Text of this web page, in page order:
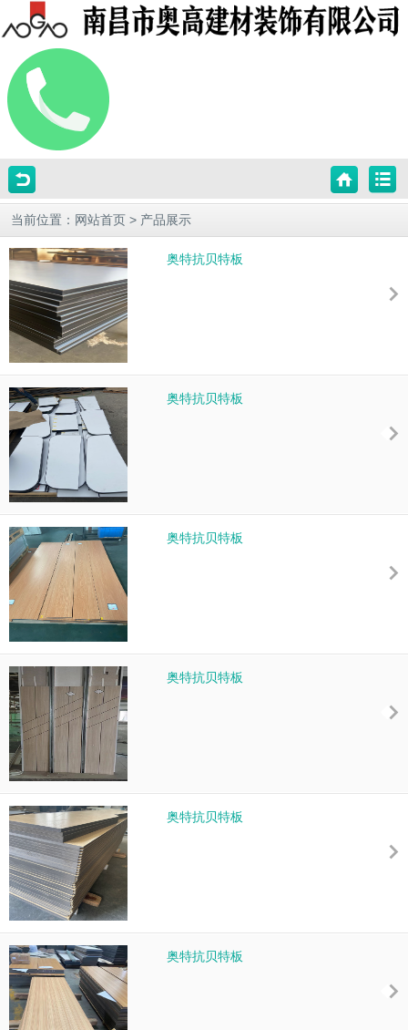
当前位置： 网站首页 > 产品展示
奥特抗贝特板
奥特抗贝特板
奥特抗贝特板
奥特抗贝特板
奥特抗贝特板
奥特抗贝特板